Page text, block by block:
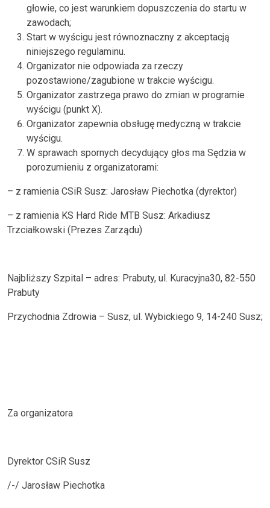
głowie, co jest warunkiem dopuszczenia do startu w
zawodach;
Start w wyścigu jest równoznaczny z akceptacją
niniejszego regulaminu.
Organizator nie odpowiada za rzeczy
pozostawione/zagubione w trakcie wyścigu.
Organizator zastrzega prawo do zmian w programie
wyścigu (punkt X).
Organizator zapewnia obsługę medyczną w trakcie
wyścigu.
W sprawach spornych decydujący głos ma Sędzia w
porozumieniu z organizatorami:
– z ramienia CSiR Susz: Jarosław Piechotka (dyrektor)
– z ramienia KS Hard Ride MTB Susz: Arkadiusz
Trzciałkowski (Prezes Zarządu)
Najbliższy Szpital – adres: Prabuty, ul. Kuracyjna30, 82-550
Prabuty
Przychodnia Zdrowia – Susz, ul. Wybickiego 9, 14-240 Susz;
Za organizatora
Dyrektor CSiR Susz
/-/ Jarosław Piechotka